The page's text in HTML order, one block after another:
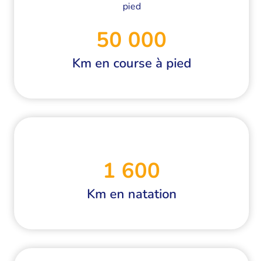
50 000
Km en course à pied
1 600
Km en natation